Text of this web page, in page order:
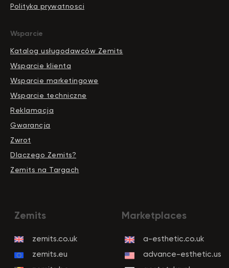
Polityka prywatnosci
Wsparcie
Katalog usługodawców Zemits
Wsparcie klienta
Wsparcie marketingowe
Wsparcie techniczne
Reklamacja
Gwarancja
Zwrot
Dlaczego Zemits?
Zemits na Targach
Szanowni Państwo informujemy, iż z dniem
wystawiać oraz udostępniać faktury wyłącznie w
systemu KSeF.